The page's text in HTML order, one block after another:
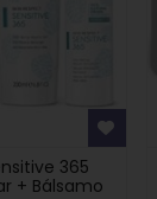
365
+ Bálsamo